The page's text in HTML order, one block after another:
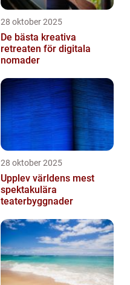
28 oktober 2025
De bästa kreativa
retreaten för digitala
nomader
28 oktober 2025
Upplev världens mest
spektakulära
teaterbyggnader